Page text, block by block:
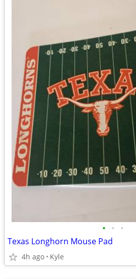
• • •
Texas Longhorn Mouse Pad
4h ago Kyle